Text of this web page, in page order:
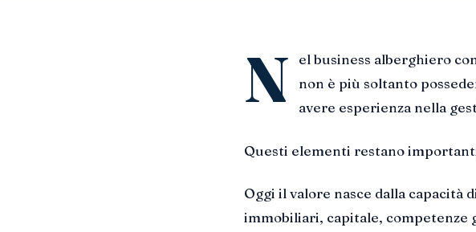
N
el business alberghiero
non è più soltanto
avere esperienza nella
Questi elementi restano
Oggi il valore nasce dalla capacità
immobiliari, capitale, competenze